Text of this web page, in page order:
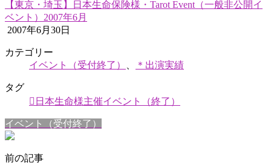
【東京・埼玉】日本生命保険様・Tarot Event（一般非公開イ
ベント）2007年6月
2007年6月30日
カテゴリー
イベント（受付終了）
＊出演実績
タグ
日本生命様主催イベント（終了）
イベント（受付終了）
前の記事